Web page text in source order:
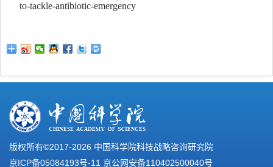
to-tackle-antibiotic-emergency
版权所有©2017-2026 中国科学院科技战略咨询研究院
京ICP备05084193号-11 京公网安备110402500040号